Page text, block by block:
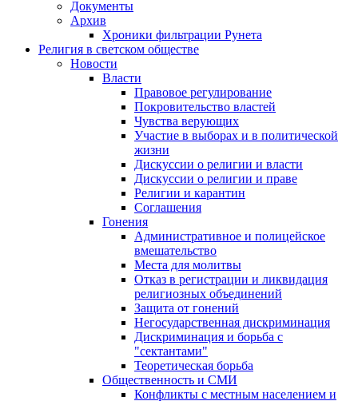
Документы
Архив
Хроники фильтрации Рунета
Религия в светском обществе
Новости
Власти
Правовое регулирование
Покровительство властей
Чувства верующих
Участие в выборах и в политической
жизни
Дискуссии о религии и власти
Дискуссии о религии и праве
Религии и карантин
Соглашения
Гонения
Административное и полицейское
вмешательство
Места для молитвы
Отказ в регистрации и ликвидация
религиозных объединений
Защита от гонений
Негосударственная дискриминация
Дискриминация и борьба с
"сектантами"
Теоретическая борьба
Общественность и СМИ
Конфликты с местным населением и